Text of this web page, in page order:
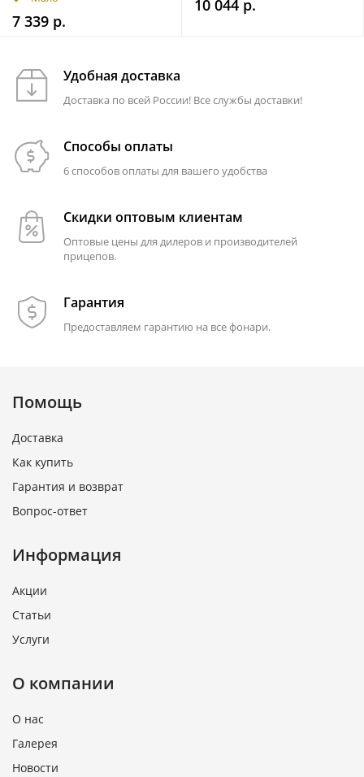
7 339 р.
10 044 р.
Удобная доставка
Доставка по всей России! Все службы доставки!
Способы оплаты
6 способов оплаты для вашего удобства
Скидки оптовым клиентам
Оптовые цены для дилеров и производителей
прицепов.
Гарантия
Предоставляем гарантию на все фонари.
Помощь
Доставка
Как купить
Гарантия и возврат
Вопрос-ответ
Информация
Акции
Статьи
Услуги
О компании
О нас
Галерея
Новости